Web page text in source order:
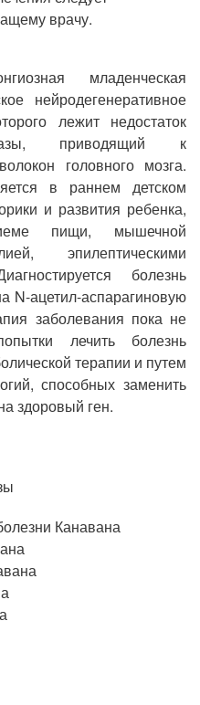
врачу.
младенческая
нейродегенеративное
лежит недостаток
приводящий к
головного мозга.
в раннем детском
и развития ребенка,
пищи, мышечной
эпилептическими
болезнь
N-ацетил-аспарагиновую
заболевания пока не
лечить болезнь
терапии и путем
способных заменить
здоровый ген.
Канавана